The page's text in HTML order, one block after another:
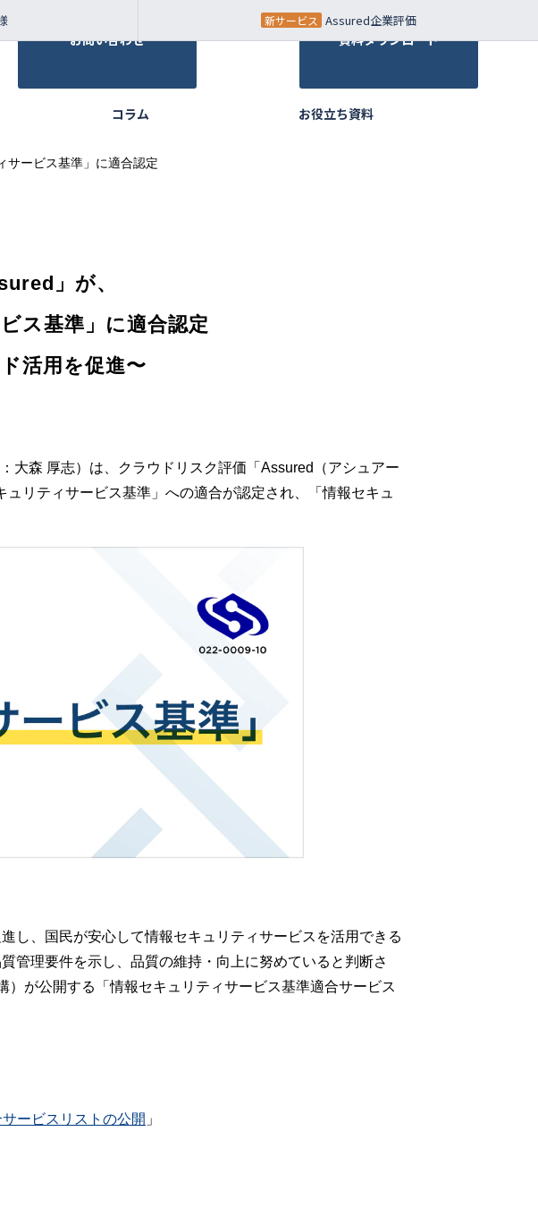
Assured企業評価
お問い合わせ 資料ダウンロード
コラム お役立ち資料
サービス基準」に適合認定
」が、
ス基準」に適合認定
活用を促進〜
大森 厚志）は、クラウドリスク評価「Assured（アシュアー
リティサービス基準」への適合が認定され、「情報セキュ
し、国民が安心して情報セキュリティサービスを活用できる
管理要件を示し、品質の維持・向上に努めていると判断さ
が公開する「情報セキュリティサービス基準適合サービス
ービスリストの公開 」